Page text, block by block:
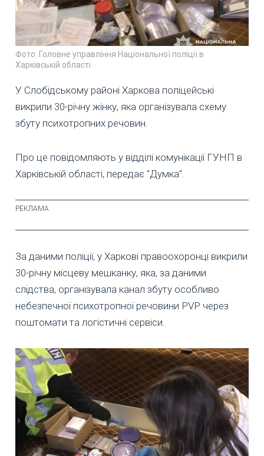
Фото: Головне управління Національної поліції в
Харківській області
У Слобідському районі Харкова поліцейські
викрили 30-річну жінку, яка організувала схему
збуту психотропних речовин.
Про це повідомляють у відділі комунікації ГУНП в
Харківській області, передає "Думка".
За даними поліції, у Харкові правоохоронці викрили
30-річну місцеву мешканку, яка, за даними
слідства, організувала канал збуту особливо
небезпечної психотропної речовини PVP через
поштомати та логістичні сервіси.